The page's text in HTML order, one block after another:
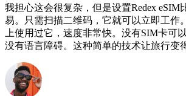
我担心这会很复杂，但是设置Redex eSIM
易。只需扫描二维码，它就可以立即工作
上使用过它，速度非常快。没有SIM卡可
没有语言障碍。这种简单的技术让旅行变